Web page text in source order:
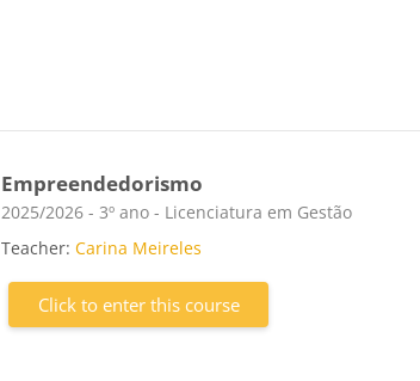
Empreendedorismo
Course category
2025/2026 - 3º ano - Licenciatura em Gestão
Teacher:Carina Meireles
Click to enter this course